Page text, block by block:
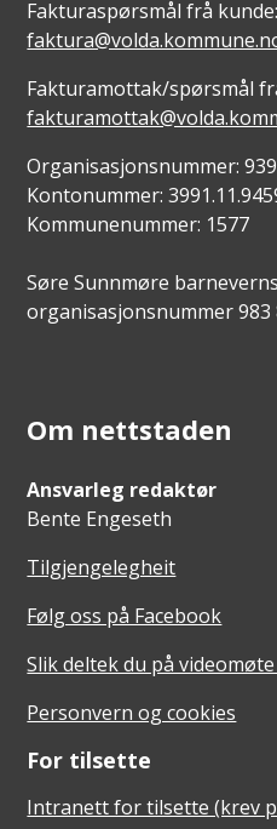
Fakturaspørsmål frå kunde:
Fakturamottak/spørsmål
Organisasjonsnummer:
Kontonummer:
Kommunenummer: 1577
Søre Sunnmøre
organisasjonsnummer 983
Om nettstaden
Ansvarleg redaktør
Bente Engeseth
Tilgjengelegheit
Følg oss på Facebook
Slik deltek du på
Personvern og cookies
For tilsette
Intranett for tilsette (krev